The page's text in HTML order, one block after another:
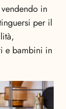
in
per il
e bambini in